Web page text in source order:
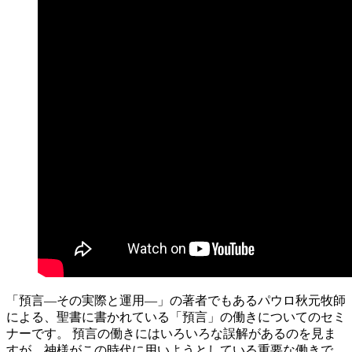
「預言―その実際と運用―」の著者でもあるパウロ秋元牧師
による、聖書に書かれている「預言」の働きについてのセミ
ナーです。 預言の働きにはいろいろな誤解があるのを見ま